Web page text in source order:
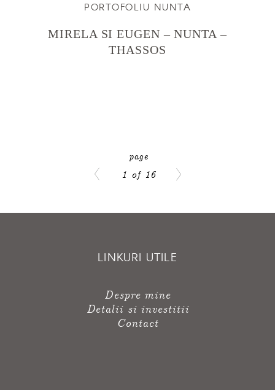
PORTOFOLIU NUNTA
MIRELA SI EUGEN – NUNTA –
THASSOS
1 of 16
LINKURI UTILE
Despre mine
Detalii si investitii
Contact